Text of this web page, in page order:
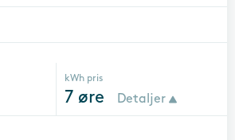
kWh pris
7 øre Detaljer